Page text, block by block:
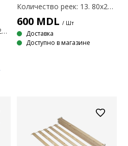
Количество реек: 22. 80x200 см
Количество реек: 13. 80x200 см.
600 MDL / Шт
Доставка
Доступно в магазине